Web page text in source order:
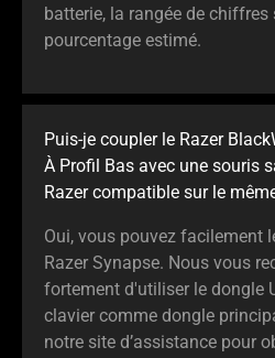
batterie, la rangée de
pourcentage estimé.
Puis-je coupler le Razer
À Profil Bas avec une souris
Razer compatible sur le
Oui, vous pouvez facilement
Razer Synapse. Nous vous
fortement d'utiliser le dongle
clavier comme dongle
notre site d’assistance pour